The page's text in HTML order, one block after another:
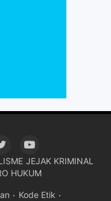
JEJAK KRIMINAL
HUKUM
Kode Etik